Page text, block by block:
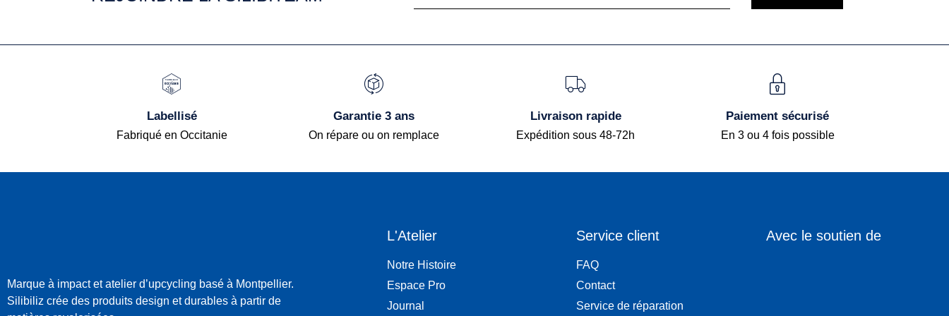
Labellisé
Fabriqué en Occitanie
Garantie 3 ans
On répare ou on remplace
Livraison rapide
Expédition sous 48-72h
Paiement sécurisé
En 3 ou 4 fois possible
Marque à impact et atelier d’upcycling basé à Montpellier.
Silibiliz crée des produits design et durables à partir de
L'Atelier
Notre Histoire
Espace Pro
Journal
Service client
FAQ
Contact
Service de réparation
Avec le soutien de